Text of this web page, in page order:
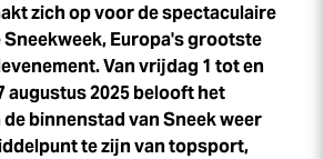
zich op voor de spectaculaire
Sneekweek, Europa's grootste
Van vrijdag 1 tot en
augustus 2025 belooft het
binnenstad van Sneek weer
te zijn van topsport,